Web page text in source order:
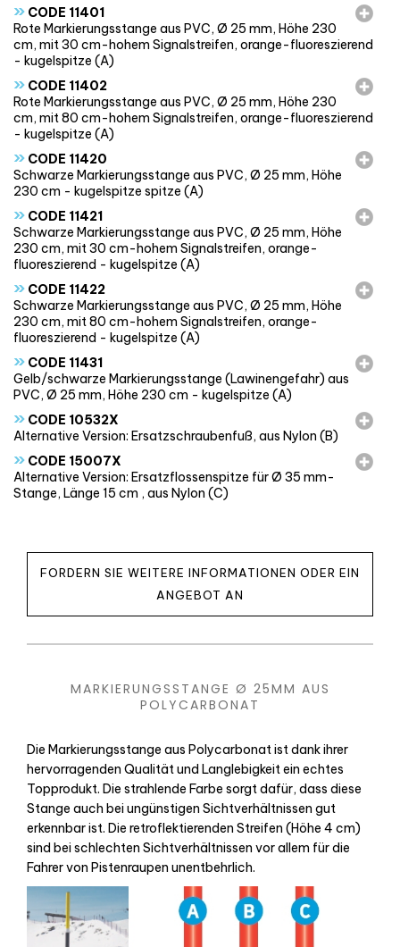
» CODE 11401
Rote Markierungsstange aus PVC, Ø 25 mm, Höhe 230
cm, mit 30 cm-hohem Signalstreifen, orange-fluoreszierend
- kugelspitze (A)
» CODE 11402
Rote Markierungsstange aus PVC, Ø 25 mm, Höhe 230
cm, mit 80 cm-hohem Signalstreifen, orange-fluoreszierend
- kugelspitze (A)
» CODE 11420
Schwarze Markierungsstange aus PVC, Ø 25 mm, Höhe
230 cm - kugelspitze spitze (A)
» CODE 11421
Schwarze Markierungsstange aus PVC, Ø 25 mm, Höhe
230 cm, mit 30 cm-hohem Signalstreifen, orange-
fluoreszierend - kugelspitze (A)
» CODE 11422
Schwarze Markierungsstange aus PVC, Ø 25 mm, Höhe
230 cm, mit 80 cm-hohem Signalstreifen, orange-
fluoreszierend - kugelspitze (A)
» CODE 11431
Gelb/schwarze Markierungsstange (Lawinengefahr) aus
PVC, Ø 25 mm, Höhe 230 cm - kugelspitze (A)
» CODE 10532X
Alternative Version: Ersatzschraubenfuß, aus Nylon (B)
» CODE 15007X
Alternative Version: Ersatzflossenspitze für Ø 35 mm-
Stange, Länge 15 cm , aus Nylon (C)
FORDERN SIE WEITERE INFORMATIONEN ODER EIN
ANGEBOT AN
MARKIERUNGSSTANGE Ø 25MM AUS
POLYCARBONAT
Die Markierungsstange aus Polycarbonat ist dank ihrer
hervorragenden Qualität und Langlebigkeit ein echtes
Topprodukt. Die strahlende Farbe sorgt dafür, dass diese
Stange auch bei ungünstigen Sichtverhältnissen gut
erkennbar ist. Die retroflektierenden Streifen (Höhe 4 cm)
sind bei schlechten Sichtverhältnissen vor allem für die
Fahrer von Pistenraupen unentbehrlich.